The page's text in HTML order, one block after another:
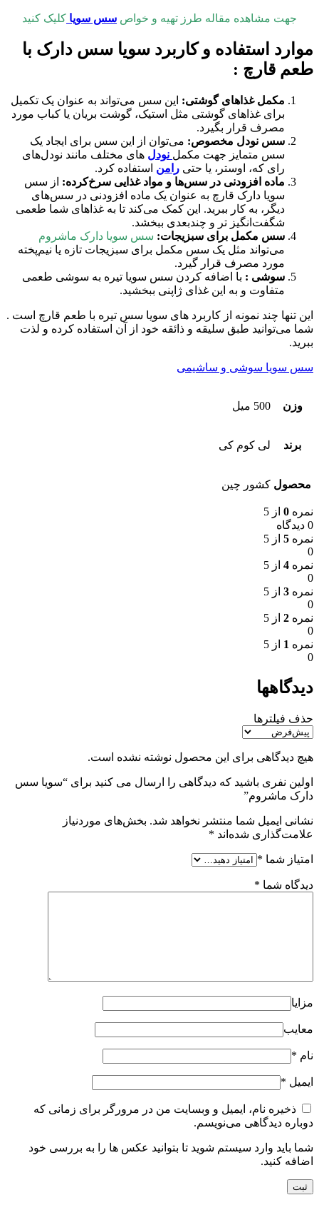
جهت مشاهده مقاله طرز تهیه و خواص سس سویا کلیک کنید
موارد استفاده و کاربرد سویا سس دارک با
طعم قارچ :
مکمل غذاهای گوشتی: این سس می‌تواند به عنوان یک تکمیل
برای غذاهای گوشتی مثل استیک، گوشت بریان یا کباب مورد
مصرف قرار بگیرد.
سس نودل مخصوص: می‌توان از این سس برای ایجاد یک
سس متمایز جهت مکمل نودل‌ های مختلف مانند نودل‌های
رای که، اوستر، یا حتی رامن استفاده کرد.
ماده افزودنی در سس‌ها و مواد غذایی سرخ‌کرده: از سس
سویا دارک قارچ به عنوان یک ماده افزودنی در سس‌های
دیگر، به کار ببرید. این کمک می‌کند تا به غذاهای شما طعمی
شگفت‌انگیز تر و چندبعدی ببخشد.
سس مکمل برای سبزیجات: سس سویا دارک ماشروم
می‌تواند مثل یک سس مکمل برای سبزیجات تازه یا نیم‌پخته
مورد مصرف قرار گیرد.
سوشی : با اضافه کردن سس سویا تیره به سوشی طعمی
متفاوت و به این غذای ژاپنی ببخشید.
این تنها چند نمونه از کاربرد های سویا سس تیره با طعم قارچ است .
شما می‌توانید طبق سلیقه و ذائقه خود از آن استفاده کرده و لذت
ببرید.
سس سویا سوشی و ساشیمی
وزن 500 میل
برند لی کوم کی
محصول کشور چین
نمره 0 از 5
0 دیدگاه
نمره 5 از 5
0
نمره 4 از 5
0
نمره 3 از 5
0
نمره 2 از 5
0
نمره 1 از 5
0
دیدگاهها
حذف فیلترها
هیچ دیدگاهی برای این محصول نوشته نشده است.
اولین نفری باشید که دیدگاهی را ارسال می کنید برای “سویا سس
دارک ماشروم”
نشانی ایمیل شما منتشر نخواهد شد. بخش‌های موردنیاز
علامت‌گذاری شده‌اند *
امتیاز شما *
دیدگاه شما *
مزایا
معایب
نام *
ایمیل *
ذخیره نام، ایمیل و وبسایت من در مرورگر برای زمانی که
دوباره دیدگاهی می‌نویسم.
شما باید وارد سیستم شوید تا بتوانید عکس ها را به بررسی خود
اضافه کنید.